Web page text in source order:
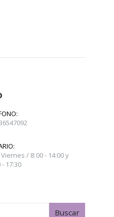
/ 8:00 - 14:00 y
- 17:30
Buscar